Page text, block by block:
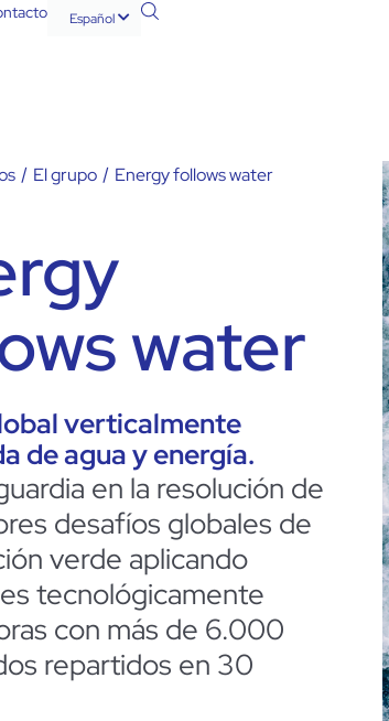
Español
English
/ El grupo / Energy follows water
water
verticalmente
de agua y energía.
en la resolución de
desafíos globales de
verde aplicando
tecnológicamente
con más de 6.000
repartidos en 30